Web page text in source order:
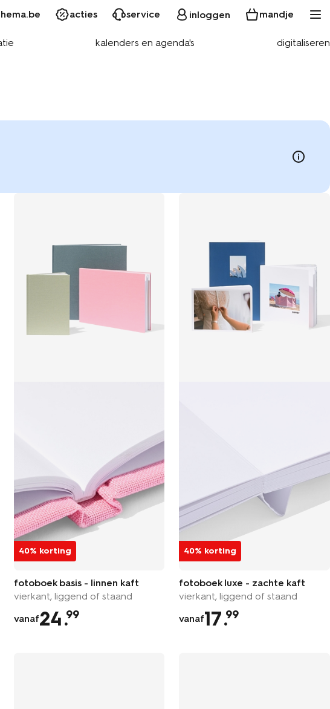
hema.be acties service inloggen mandje
kalenders en agenda's digitaliseren
40% korting
fotoboek basis - linnen kaft
vierkant, liggend of staand
vanaf24.99
40% korting
fotoboek luxe - zachte kaft
vierkant, liggend of staand
vanaf17.99